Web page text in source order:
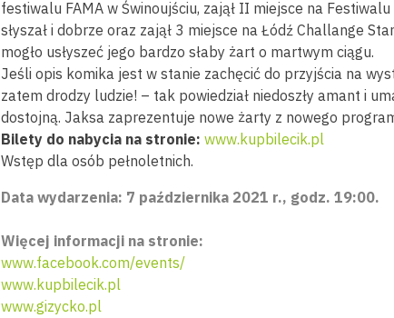
festiwalu FAMA w Świnoujściu, zajął II miejsce na
słyszał i dobrze oraz zajął 3 miejsce na Łódź Challange
mogło usłyszeć jego bardzo słaby żart o martwym ciągu.
Jeśli opis komika jest w stanie zachęcić do przyjścia na
zatem drodzy ludzie! – tak powiedział niedoszły amant i
dostojną. Jaksa zaprezentuje nowe żarty z nowego
Bilety do nabycia na stronie: www.kupbilecik.pl
Wstęp dla osób pełnoletnich.
Data wydarzenia: 7 października 2021 r., godz. 19:00.
Więcej informacji na stronie:
www.facebook.com/events/
www.kupbilecik.pl
www.gizycko.pl